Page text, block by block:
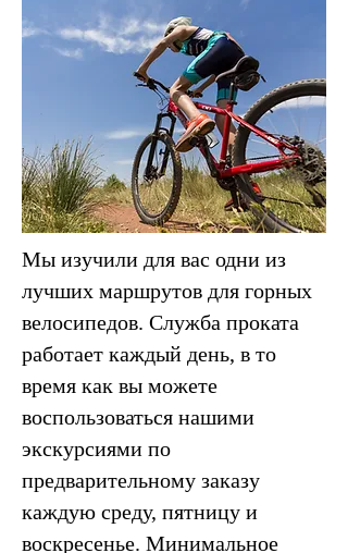
Мы изучили для вас одни из
лучших маршрутов для горных
велосипедов. Служба проката
работает каждый день, в то
время как вы можете
воспользоваться нашими
экскурсиями по
предварительному заказу
каждую среду, пятницу и
воскресенье. Минимальное